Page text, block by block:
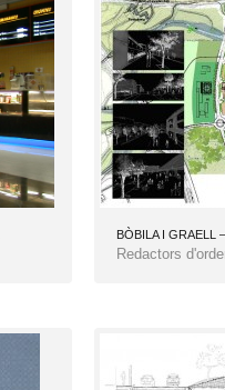
BÒBILA I GRAELL
Redactors